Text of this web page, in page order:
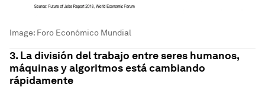
Image: Foro Económico Mundial
3. La división del trabajo entre seres humanos,
máquinas y algoritmos está cambiando
rápidamente